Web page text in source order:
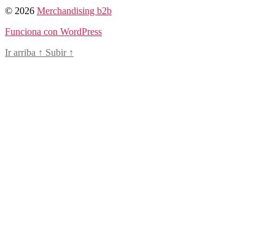
© 2026 Merchandising b2b
Funciona con WordPress
Ir arriba ↑ Subir ↑